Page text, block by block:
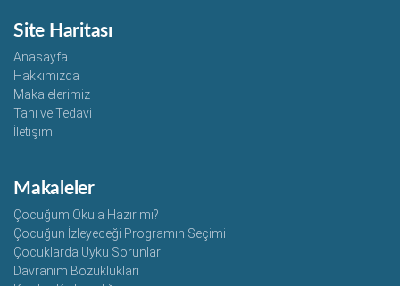
Site Haritası
Anasayfa
Hakkımızda
Makalelerimiz
Tanı ve Tedavi
İletişim
Makaleler
Çocuğum Okula Hazır mı?
Çocuğun İzleyeceği Programın Seçimi
Çocuklarda Uyku Sorunları
Davranım Bozuklukları